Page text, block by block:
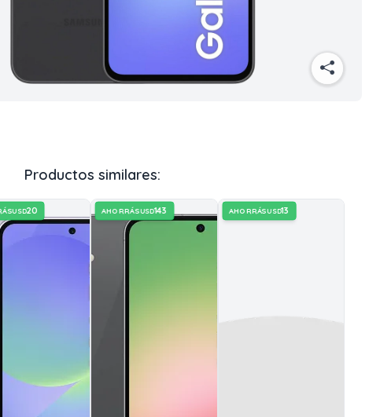
Productos similares:
USD20 AHORRÁSUSD143 AHORRÁSUSD13